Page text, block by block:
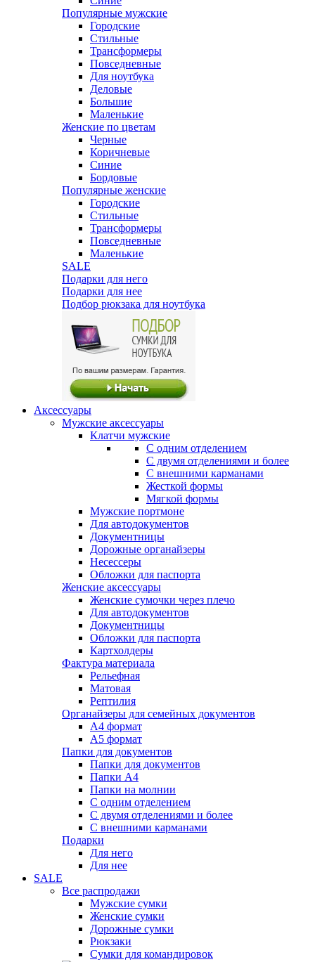
Популярные мужские
Городские
Стильные
Трансформеры
Повседневные
Для ноутбука
Деловые
Большие
Маленькие
Женские по цветам
Черные
Коричневые
Синие
Бордовые
Популярные женские
Городские
Стильные
Трансформеры
Повседневные
Маленькие
SALE
Подарки для него
Подарки для нее
Подбор рюкзака для ноутбука
Аксессуары
Мужские аксессуары
Клатчи мужские
С одним отделением
С двумя отделениями и более
С внешними карманами
Жесткой формы
Мягкой формы
Мужские портмоне
Для автодокументов
Документницы
Дорожные органайзеры
Несессеры
Обложки для паспорта
Женские аксессуары
Женские сумочки через плечо
Для автодокументов
Документницы
Обложки для паспорта
Картхолдеры
Фактура материала
Рельефная
Матовая
Рептилия
Органайзеры для семейных документов
А4 формат
А5 формат
Папки для документов
Папки для документов
Папки А4
Папки на молнии
С одним отделением
С двумя отделениями и более
С внешними карманами
Подарки
Для него
Для нее
SALE
Все распродажи
Мужские сумки
Женские сумки
Дорожные сумки
Рюкзаки
Сумки для командировок